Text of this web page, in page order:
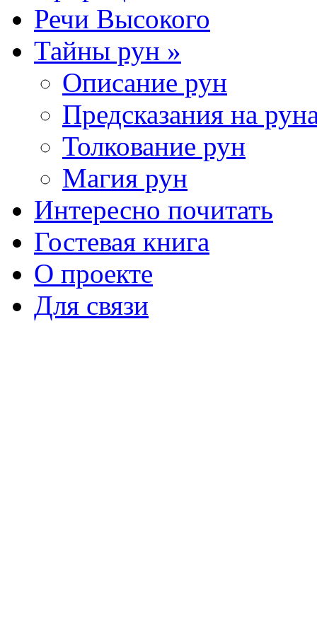
Речи Высокого
Тайны рун »
Описание рун
Предсказания на
Толкование рун
Магия рун
Интересно почитать
Гостевая книга
О проекте
Для связи